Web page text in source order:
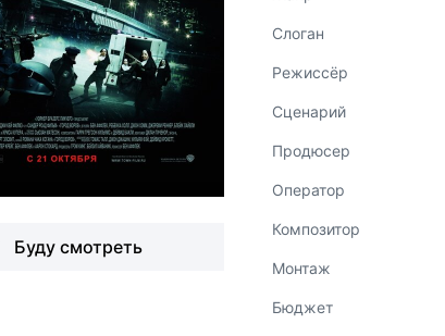
Буду смотреть
Слоган
Режиссёр
Сценарий
Продюсер
Оператор
Композитор
Монтаж
Бюджет